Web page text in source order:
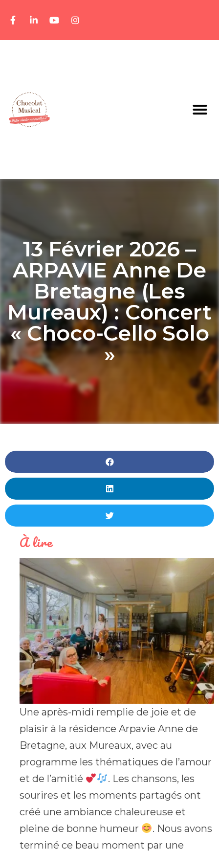
13 Février 2026 –
ARPAVIE Anne De
Bretagne (Les
Mureaux) : Concert
« Choco-Cello Solo
»
À lire
Une après-midi remplie de joie et de
plaisir à la résidence Arpavie Anne de
Bretagne, aux Mureaux, avec au
programme les thématiques de l’amour
et de l’amitié
. Les chansons, les
sourires et les moments partagés ont
créé une ambiance chaleureuse et
pleine de bonne humeur
. Nous avons
terminé ce beau moment par une